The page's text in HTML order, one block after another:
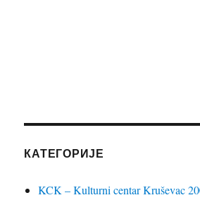
КАТЕГОРИЈЕ
KCK – Kulturni centar Kruševac